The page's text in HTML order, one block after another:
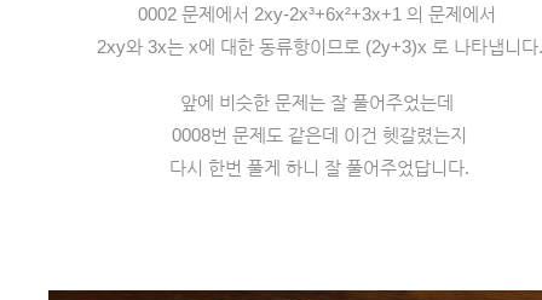
0002 문제에서 2xy-2x³+6x²+3x+1 의 문제에서
2xy와 3x는 x에 대한 동류항이므로 (2y+3)x 로 나타냅니다.
앞에 비슷한 문제는 잘 풀어주었는데
0008번 문제도 같은데 이건 헷갈렸는지
다시 한번 풀게 하니 잘 풀어주었답니다.